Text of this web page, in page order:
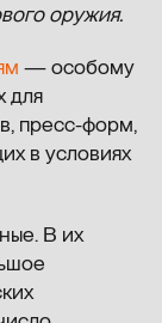
оружия.
— особому
для
пресс-форм,
в условиях
В их